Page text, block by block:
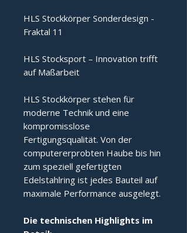
HLS Stockkörper Sonderdesign -
Fraktal 11
HLS Stocksport – Innovation trifft
auf Maßarbeit
HLS Stockkörper stehen für
moderne Technik und eine
kompromisslose
Fertigungsqualität. Von der
computererprobten Haube bis hin
zum speziell gefertigten
Edelstahlring ist jedes Bauteil auf
maximale Performance ausgelegt.
Die technischen Highlights im